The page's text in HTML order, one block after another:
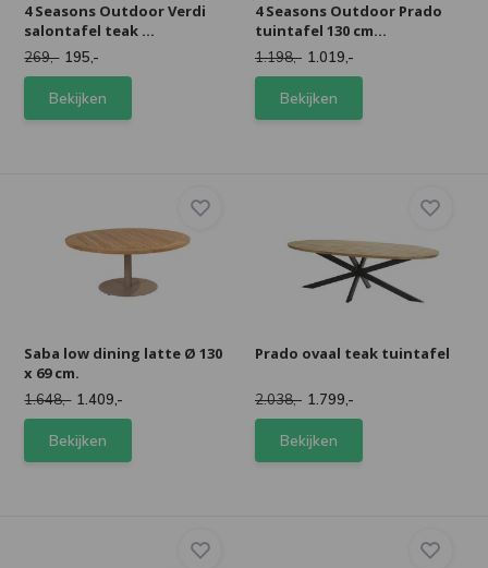
4 Seasons Outdoor Verdi
salontafel teak ...
269,- 195,-
Bekijken
4 Seasons Outdoor Prado
tuintafel 130 cm...
1.198,- 1.019,-
Bekijken
Saba low dining latte Ø 130
x 69 cm.
1.648,- 1.409,-
Bekijken
Prado ovaal teak tuintafel
2.038,- 1.799,-
Bekijken